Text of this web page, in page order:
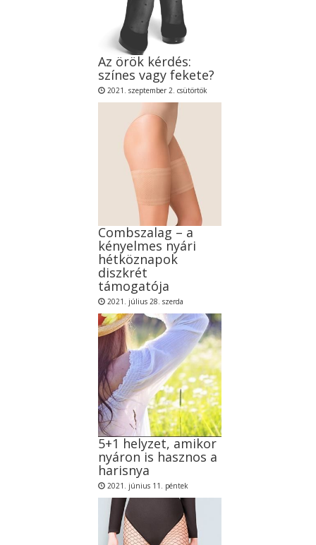
Az örök kérdés:
színes vagy fekete?
2021. szeptember 2. csütörtök
Combszalag – a
kényelmes nyári
hétköznapok
diszkrét
támogatója
2021. július 28. szerda
5+1 helyzet, amikor
nyáron is hasznos a
harisnya
2021. június 11. péntek